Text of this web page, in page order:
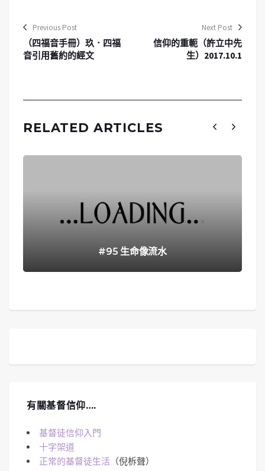
Previous Post
（四福音手冊）玖．四福
音引用舊約的經文
Next Post
信仰的重軛（許立中先
生）2017.10.1
RELATED ARTICLES
#95 生命像流水
有關基督信仰….
基督徒信仰入門
十字架道
正常的基督徒生活 （倪柝聲）